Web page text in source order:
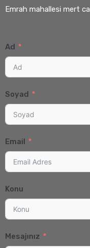
Emrah mahallesi mert
Ad
Soyad
Email
Konu
Mesajınız